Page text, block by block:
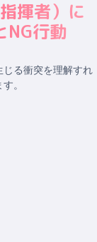
指揮者）に
NG行動
じる衝突を理解すれ
。